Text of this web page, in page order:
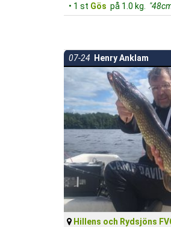
• 1 st Gös på 1.0 kg.
07-24 Henry Anklam
Hillens och Rydsjöns